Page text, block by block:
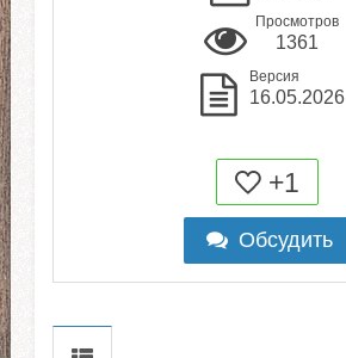
Просмотров
1361
Версия
16.05.2026
+1
Обсудить